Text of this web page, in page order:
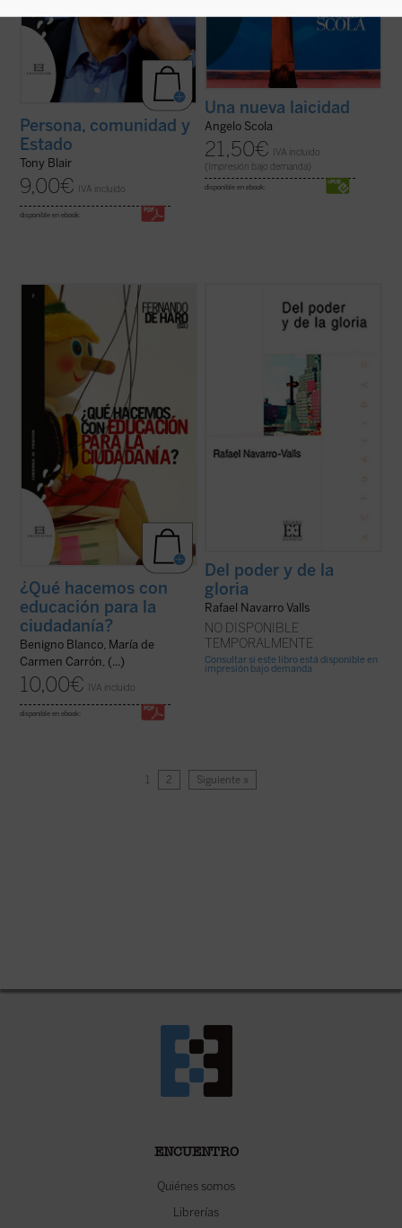
Persona, comunidad y
Estado
Tony Blair
9,00€ IVA incluido
disponible en ebook:
Una nueva laicidad
Angelo Scola
21,50€
IVA incluido
(Impresión bajo demanda)
disponible en ebook:
Ningún tema está suscitando tanta
polémica como el debate en torno a la
nueva asignaturaEducación para la
. El presente libro aborda desde
una pluralidad de perspectivas una
cuestión en la que cristalizan las
(ver ficha)
¿Qué hacemos con
educación para la
ciudadanía?
Benigno Blanco, María de
Carmen Carrón, (...)
10,00€ IVA incluido
disponible en ebook:
este libro, cuyo título es un préstamo
intencionado de la novela más conocida de
Del poder y de la gloria
acontecimientos cuyos protagonistas han
Del poder y de la
gloria
Rafael Navarro Valls
NO DISPONIBLE
TEMPORALMENTE
Consultar si este libro está disponible en
impresión bajo demanda
1 2 Siguiente »
ENCUENTRO
Quiénes somos
Librerías